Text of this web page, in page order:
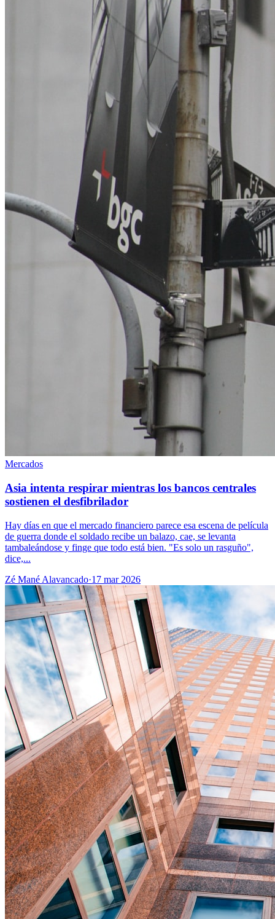
Mercados
Asia intenta respirar mientras los bancos centrales
sostienen el desfibrilador
Hay días en que el mercado financiero parece esa escena de película
de guerra donde el soldado recibe un balazo, cae, se levanta
tambaleándose y finge que todo está bien. "Es solo un rasguño",
dice,...
Zé Mané Alavancado·17 mar 2026